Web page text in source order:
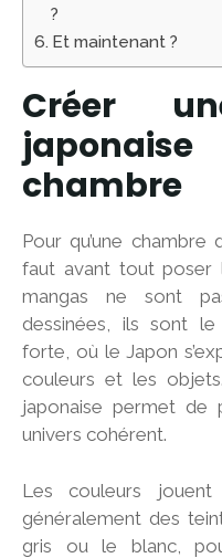
?
Et maintenant ?
Créer
chambre
Pour qu’une chambre
faut avant tout poser
mangas ne sont
dessinées, ils sont
forte, où le Japon
couleurs et les
japonaise permet de
univers cohérent.
Les couleurs
généralement des
gris ou le blanc,